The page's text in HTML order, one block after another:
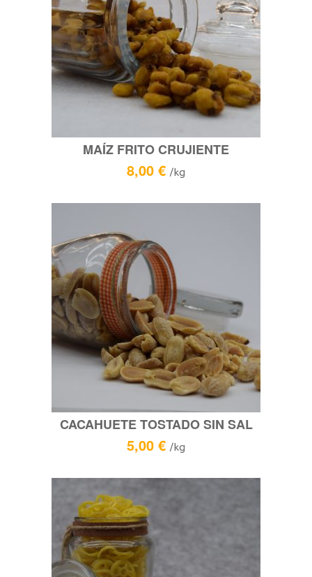
MAÍZ FRITO CRUJIENTE
8,00 € /kg
CACAHUETE TOSTADO SIN SAL
5,00 € /kg